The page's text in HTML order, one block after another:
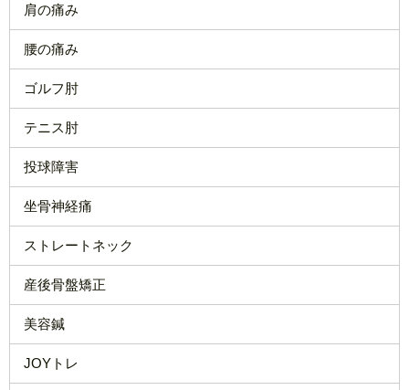
肩の痛み
腰の痛み
ゴルフ肘
テニス肘
投球障害
坐骨神経痛
ストレートネック
産後骨盤矯正
美容鍼
JOYトレ